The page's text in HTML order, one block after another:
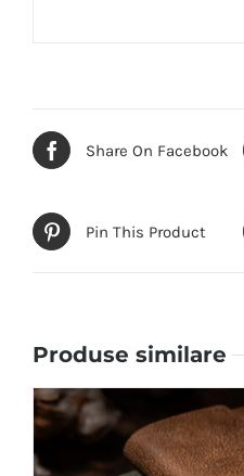
Share On Facebook
Pin This Product
Produse similare